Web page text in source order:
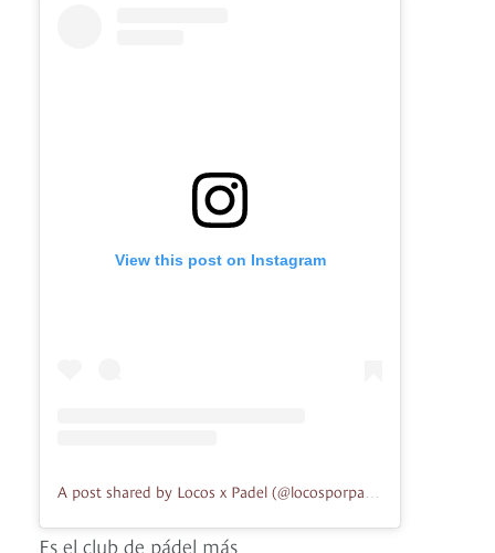
View this post on Instagram
Es el club de pádel más